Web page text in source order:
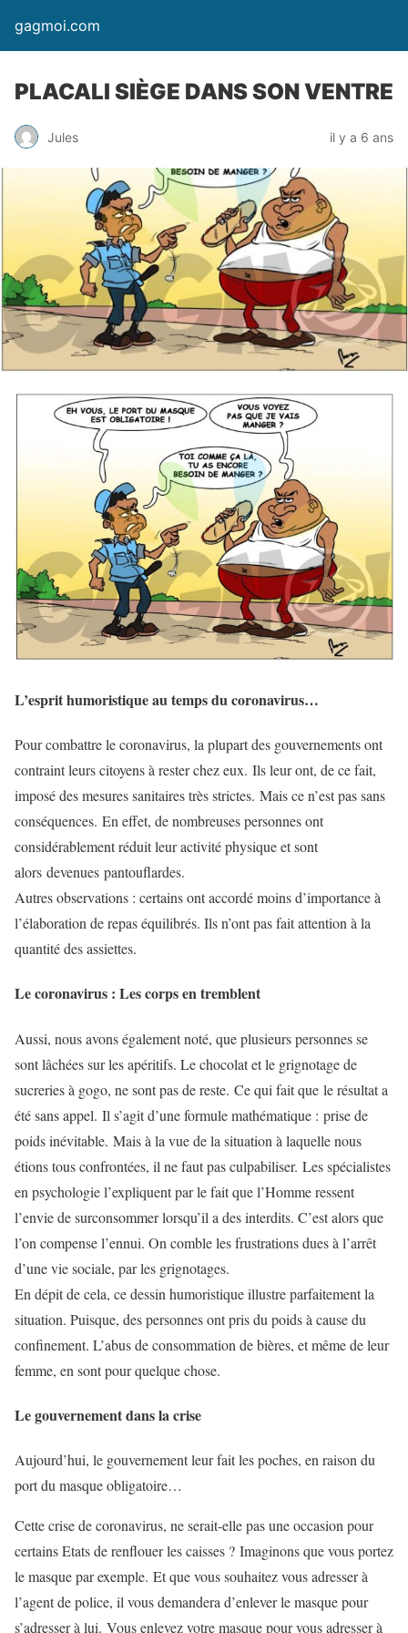
gagmoi.com
PLACALI SIÈGE DANS SON VENTRE
Jules il y a 6 ans
L’esprit humoristique au temps du coronavirus…
Pour combattre le coronavirus, la plupart des gouvernements ont
contraint leurs citoyens à rester chez eux. Ils leur ont, de ce fait,
imposé des mesures sanitaires très strictes. Mais ce n’est pas sans
conséquences. En effet, de nombreuses personnes ont
considérablement réduit leur activité physique et sont
alors devenues pantouflardes.
Autres observations : certains ont accordé moins d’importance à
l’élaboration de repas équilibrés. Ils n’ont pas fait attention à la
quantité des assiettes.
Le coronavirus : Les corps en tremblent
Aussi, nous avons également noté, que plusieurs personnes se
sont lâchées sur les apéritifs. Le chocolat et le grignotage de
sucreries à gogo, ne sont pas de reste. Ce qui fait que le résultat a
été sans appel. Il s’agit d’une formule mathématique : prise de
poids inévitable. Mais à la vue de la situation à laquelle nous
étions tous confrontées, il ne faut pas culpabiliser. Les spécialistes
en psychologie l’expliquent par le fait que l’Homme ressent
l’envie de surconsommer lorsqu’il a des interdits. C’est alors que
l’on compense l’ennui. On comble les frustrations dues à l’arrêt
d’une vie sociale, par les grignotages.
En dépit de cela, ce dessin humoristique illustre parfaitement la
situation. Puisque, des personnes ont pris du poids à cause du
confinement. L’abus de consommation de bières, et même de leur
femme, en sont pour quelque chose.
Le gouvernement dans la crise
Aujourd’hui, le gouvernement leur fait les poches, en raison du
port du masque obligatoire…
Cette crise de coronavirus, ne serait-elle pas une occasion pour
certains Etats de renflouer les caisses ? Imaginons que vous portez
le masque par exemple. Et que vous souhaitez vous adresser à
l’agent de police, il vous demandera d’enlever le masque pour
s’adresser à lui. Vous enlevez votre masque pour vous adresser à